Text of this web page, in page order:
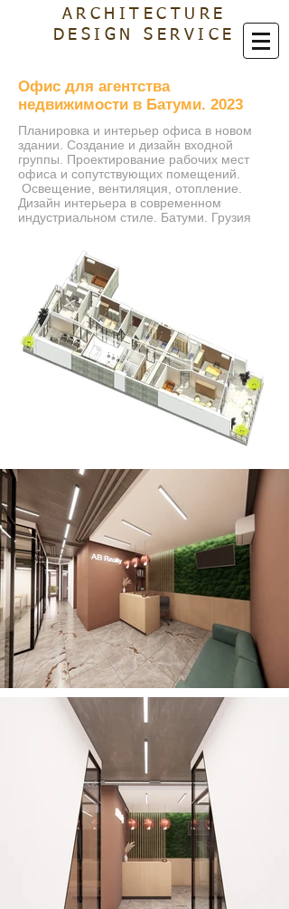
ARCHITECTURE
DESIGN SERVICE
Офис для агентства
недвижимости в Батуми. 2023
Планировка и интерьер офиса в новом
здании. Создание и дизайн входной
группы. Проектирование рабочих мест
офиса и сопутствующих помещений.
Освещение, вентиляция, отопление.
Дизайн интерьера в современном
индустриальном стиле. Батуми. Грузия